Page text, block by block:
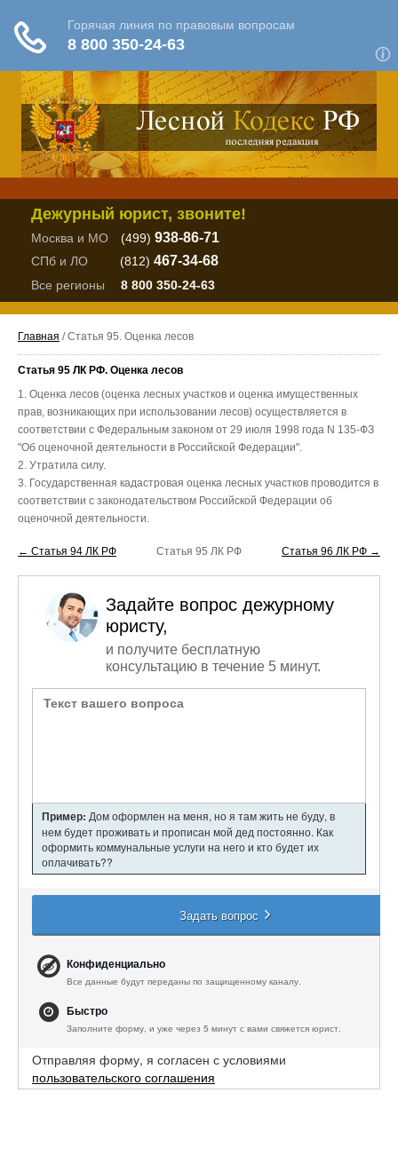
Дежурный юрист, звоните!
Москва и МО (499) 938-86-71
СПб и ЛО (812) 467-34-68
Все регионы 8 800 350-24-63
Главная / Статья 95. Оценка лесов
Статья 95 ЛК РФ. Оценка лесов
1. Оценка лесов (оценка лесных участков и оценка имущественных
прав, возникающих при использовании лесов) осуществляется в
соответствии с Федеральным законом от 29 июля 1998 года N 135-ФЗ
"Об оценочной деятельности в Российской Федерации".
2. Утратила силу.
3. Государственная кадастровая оценка лесных участков проводится в
соответствии с законодательством Российской Федерации об
оценочной деятельности.
← Статья 94 ЛК РФ Статья 95 ЛК РФ Статья 96 ЛК РФ →
Задайте вопрос дежурному
юристу,
и получите бесплатную
консультацию в течение 5 минут.
Пример: Дом оформлен на меня, но я там жить не буду, в
нем будет проживать и прописан мой дед постоянно. Как
оформить коммунальные услуги на него и кто будет их
оплачивать??
Задать вопрос
Конфиденциально
Все данные будут переданы по защищенному каналу.
Быстро
Заполните форму, и уже через 5 минут с вами свяжется юрист.
Отправляя форму, я согласен с условиями
пользовательского соглашения